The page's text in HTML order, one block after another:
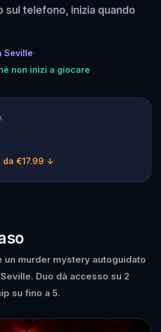
sul telefono, inizia quando
Seville·
non inizi a giocare
da €17.99 ↓
un murder mystery autoguidato
Duo dà accesso su 2
su fino a 5.